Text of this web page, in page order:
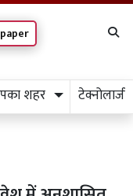
शहर टेक्नोलाजी